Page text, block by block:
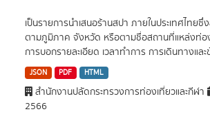
เป็นรายการนำเสนอร้านสปา ภายในประเทศไทย
ตามภูมิภาค จังหวัด หรือตามชื่อสถานที่แหล่งท่อ
การบอกรายละเอียด เวลาทำการ การเดินทางแ
JSON PDF HTML
สำนักงานปลัดกระทรวงการท่องเที่ยวและกีฬา
2566